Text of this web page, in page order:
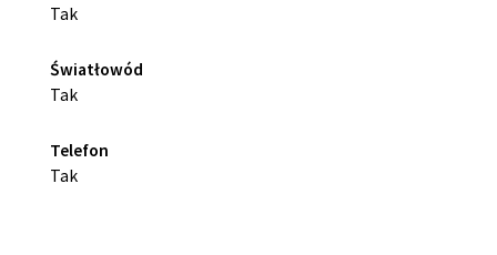
Tak
Światłowód
Tak
Telefon
Tak